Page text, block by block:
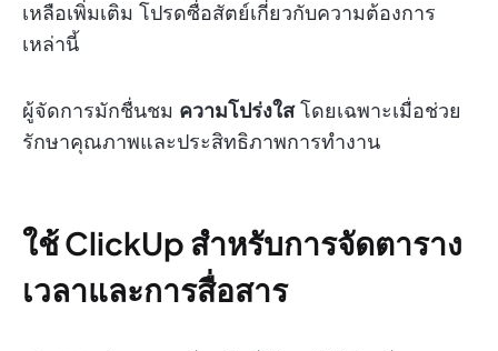
เหลือเพิ่มเติม โปรดซื่อสัตย์เกี่ยวกับความต้องการ
เหล่านี้
ผู้จัดการมักชื่นชม ความโปร่งใสโดยเฉพาะเมื่อช่วย
รักษาคุณภาพและประสิทธิภาพการทำงาน
ใช้ ClickUp สำหรับการจัดตาราง
เวลาและการสื่อสาร